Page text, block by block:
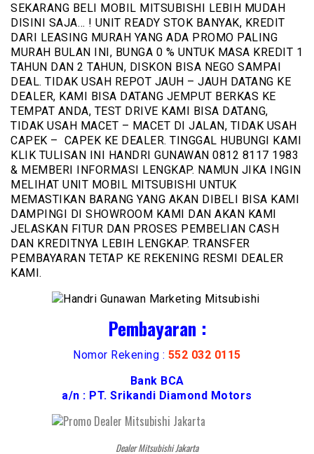
SEKARANG BELI MOBIL MITSUBISHI LEBIH MUDAH
DISINI SAJA… ! UNIT READY STOK BANYAK, KREDIT
DARI LEASING MURAH YANG ADA PROMO PALING
MURAH BULAN INI, BUNGA 0 % UNTUK MASA KREDIT 1
TAHUN DAN 2 TAHUN, DISKON BISA NEGO SAMPAI
DEAL. TIDAK USAH REPOT JAUH – JAUH DATANG KE
DEALER, KAMI BISA DATANG JEMPUT BERKAS KE
TEMPAT ANDA, TEST DRIVE KAMI BISA DATANG,
TIDAK USAH MACET – MACET DI JALAN, TIDAK USAH
CAPEK – CAPEK KE DEALER. TINGGAL HUBUNGI KAMI
KLIK TULISAN INI HANDRI GUNAWAN 0812 8117 1983
& MEMBERI INFORMASI LENGKAP. NAMUN JIKA INGIN
MELIHAT UNIT MOBIL MITSUBISHI UNTUK
MEMASTIKAN BARANG YANG AKAN DIBELI BISA KAMI
DAMPINGI DI SHOWROOM KAMI DAN AKAN KAMI
JELASKAN FITUR DAN PROSES PEMBELIAN CASH
DAN KREDITNYA LEBIH LENGKAP. TRANSFER
PEMBAYARAN TETAP KE REKENING RESMI DEALER
KAMI.
Pembayaran :
Nomor Rekening : 552 032 0115
Bank BCA
a/n : PT. Srikandi Diamond Motors
Dealer Mitsubishi Jakarta